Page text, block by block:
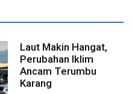
Laut Makin Hangat,
Perubahan Iklim
Ancam Terumbu
Karang